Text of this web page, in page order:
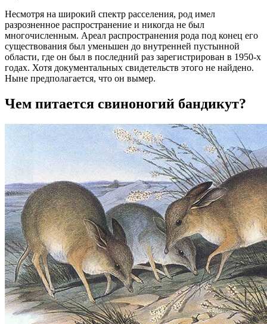
Несмотря на широкий спектр расселения, род имел
разрозненное распространение и никогда не был
многочисленным. Ареал распространения рода под конец его
существования был уменьшен до внутренней пустынной
области, где он был в последний раз зарегистрирован в 1950-х
годах. Хотя документальных свидетельств этого не найдено.
Ныне предполагается, что он вымер.
Чем питается свиноногий бандикут?